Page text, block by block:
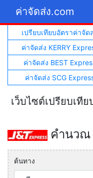
ค่าจัดส่ง.com
เปรียบเทียบอัตราค่าจัด
ค่าจัดส่ง KERRY
ค่าจัดส่ง BEST
ค่าจัดส่ง SCG
เว็บไซต์เปรียบเที
คำนวณ
ต้นทาง